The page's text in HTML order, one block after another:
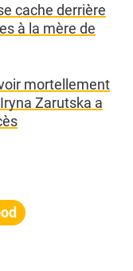
cache derrière
à la mère de
mortellement
Zarutska a